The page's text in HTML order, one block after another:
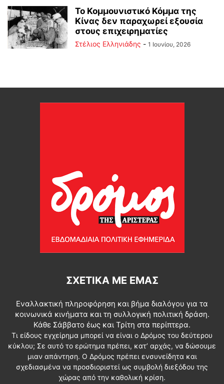
Το Κομμουνιστικό Κόμμα της
Κίνας δεν παραχωρεί εξουσία
στους επιχειρηματίες
Στέλιος Ελληνιάδης - 1 Ιουνίου, 2026
ΣΧΕΤΙΚΆ ΜΕ ΕΜΆΣ
Εναλλακτική πληροφόρηση και βήμα διαλόγου για τα
κοινωνικά κινήματα και τη συλλογική πολιτική δράση.
Κάθε Σάββατο έως και Τρίτη στα περίπτερα.
Τι είδους εγχείρημα μπορεί να είναι ο Δρόμος του δεύτερου
κύκλου; Σε αυτό το ερώτημα πρέπει, κατ’ αρχάς, να δώσουμε
μιαν απάντηση. Ο Δρόμος πρέπει ενσυνείδητα και
σχεδιασμένα να προσδιοριστεί ως συμβολή διεξόδου της
χώρας από την καθολική κρίση.